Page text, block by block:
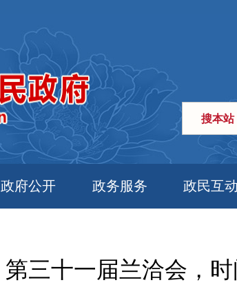
搜本站
政府公开 政务服务 政民互动
第三十一届兰洽会，时